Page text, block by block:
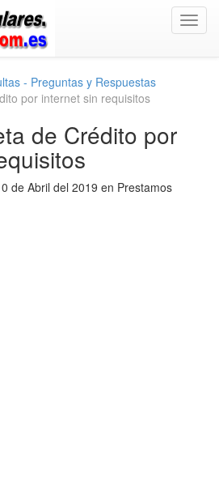
- Preguntas y Respuestas
por internet sin requisitos
de Crédito por
de Abril del 2019 en Prestamos